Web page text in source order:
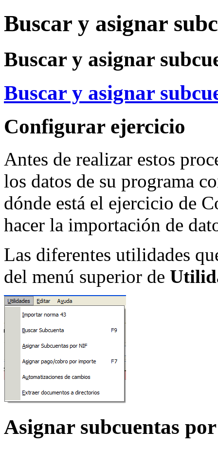
Buscar y asignar
Buscar y asignar
Buscar y asignar
Configurar ejercicio
Antes de realizar estos
los datos de su programa
dónde está el ejercicio de
hacer la importación de
Las diferentes utilidades
del menú superior de
Asignar subcuentas